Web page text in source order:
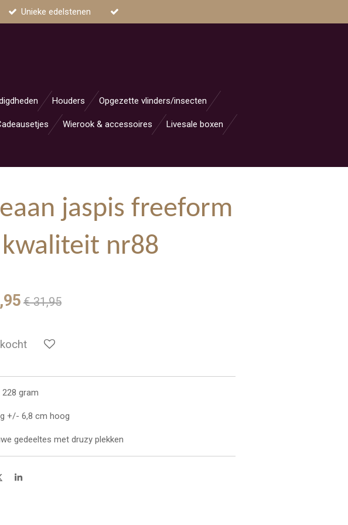
Unieke edelstenen
Houders Opgezette vlinders/insecten
Wierook & accessoires Livesale boxen
jaspis freeform
kwaliteit nr88
€ 31,95
gram
+/- 6,8 cm hoog
gedeeltes met druzy plekken
S